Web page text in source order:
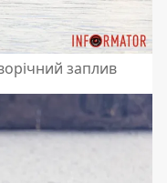
заплив